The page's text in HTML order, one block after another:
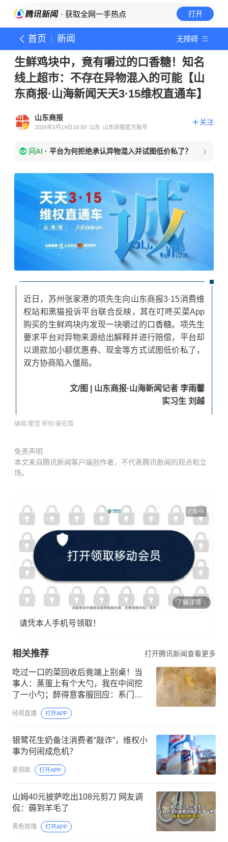
· 获取全网一手热点 打开
首页 新闻 无障碍
生鲜鸡块中，竟有嚼过的口香糖！知名
线上超市：不存在异物混入的可能【山
东商报·山海新闻天天3·15维权直通车】
山东商报
2026年5月19日16:50 山东 山东商报官方账号
关注
问AI · 平台为何拒绝承认异物混入并试图低价私了？
近日，苏州张家港的项先生向山东商报3·15消费维
权站和黑猫投诉平台联合反映，其在叮咚买菜App
购买的生鲜鸡块内发现一块嚼过的口香糖。项先生
要求平台对异物来源给出解释并进行赔偿，平台却
以退款加小额优惠券、现金等方式试图低价私了，
双方协商陷入僵局。
文/图 | 山东商报·山海新闻记者 李雨馨
实习生 刘越
编辑/董雪 审校/秦宏霞
免责声明
本文来自腾讯新闻客户端创作者，不代表腾讯新闻的观点和立
场。
广告
了解详情
请凭本人手机号领取！
相关推荐 打开腾讯新闻查看更多
吃过一口的菜回收后竟端上别桌！当
事人：蒸蛋上有个大勺，我在中间挖
了一小勺；醉得意客服回应：系门店
操作不当所致，会进行培训与监督
经视直播 打开APP
银鹭花生奶备注消费者“敲诈”，维权小
事为何闹成危机？
星视距 打开APP
山姆40元披萨吃出108元剪刀 网友调
侃：薅到羊毛了
黑色玫瑰 打开APP